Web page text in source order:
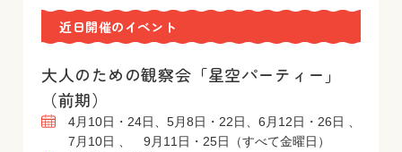
近日開催のイベント
大人のための観察会「星空パーティー」
（前期）
4月10日・24日、5月8日・22日、6月12日・26日 、
7月10日 、 9月11日・25日（すべて金曜日）